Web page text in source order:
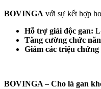
BOVINGA với sự kết hợp
Hỗ trợ giải độc gan:
Tăng cường chức
Giảm các triệu
BOVINGA – Cho lá gan